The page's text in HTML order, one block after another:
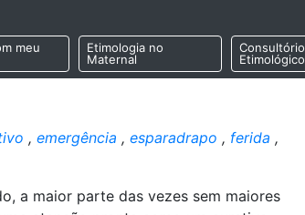
meu
Etimologia no
Maternal
Consultório
Etimológico
, emergência , esparadrapo , ferida ,
a maior parte das vezes sem maiores